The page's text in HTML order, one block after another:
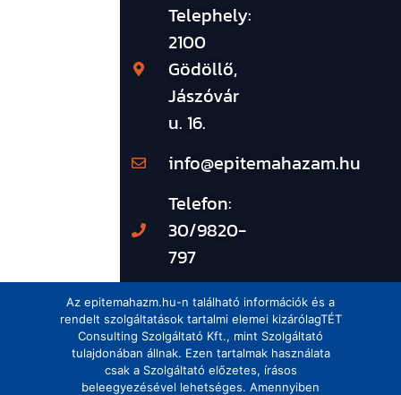
Telephely:
2100
Gödöllő,
Jászóvár
u. 16.
info@epitemahazam.hu
Telefon:
30/9820-
797
Az epitemahazm.hu-n található információk és a
rendelt szolgáltatások tartalmi elemei kizárólagTÉT
Consulting Szolgáltató Kft., mint Szolgáltató
tulajdonában állnak. Ezen tartalmak használata
csak a Szolgáltató előzetes, írásos
beleegyezésével lehetséges. Amennyiben